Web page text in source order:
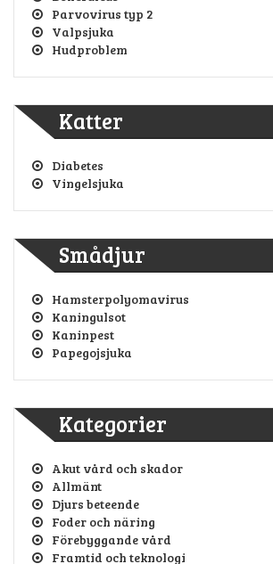
Parvovirus typ 2
Valpsjuka
Hudproblem
Katter
Diabetes
Vingelsjuka
Smådjur
Hamsterpolyomavirus
Kaningulsot
Kaninpest
Papegojsjuka
Kategorier
Akut vård och skador
Allmänt
Djurs beteende
Foder och näring
Förebyggande vård
Framtid och teknologi